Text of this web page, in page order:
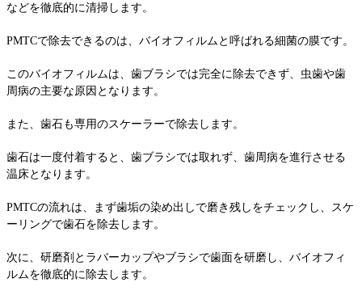
などを徹底的に清掃します。
PMTCで除去できるのは、バイオフィルムと呼ばれる細菌の膜です。
このバイオフィルムは、歯ブラシでは完全に除去できず、虫歯や歯
周病の主要な原因となります。
また、歯石も専用のスケーラーで除去します。
歯石は一度付着すると、歯ブラシでは取れず、歯周病を進行させる
温床となります。
PMTCの流れは、まず歯垢の染め出しで磨き残しをチェックし、スケ
ーリングで歯石を除去します。
次に、研磨剤とラバーカップやブラシで歯面を研磨し、バイオフィ
ルムを徹底的に除去します。